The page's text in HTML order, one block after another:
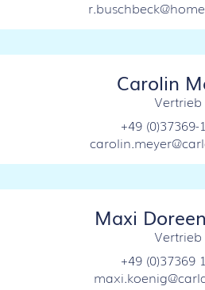
Carolin
Vertrieb
+49 (0)37369-
Maxi
Vertrieb
+49 (0)37369